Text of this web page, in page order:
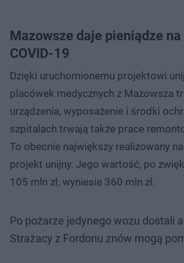
Mazowsze daje pieniądze
COVID-19
Dzięki uruchomionemu projektowi
placówek medycznych z Mazowsza
urządzenia, wyposażenie i środki
szpitalach trwają także prace
To obecnie największy realizowany
projekt unijny. Jego wartość, po
105 mln zł, wyniesie 360 mln zł.
Po pożarze jedynego wozu dostali
Strażacy z Fordonu znów mogą